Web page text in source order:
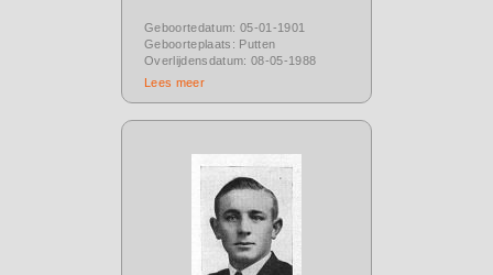
Geboortedatum: 05-01-1901
Geboorteplaats: Putten
Overlijdensdatum: 08-05-1988
Lees meer